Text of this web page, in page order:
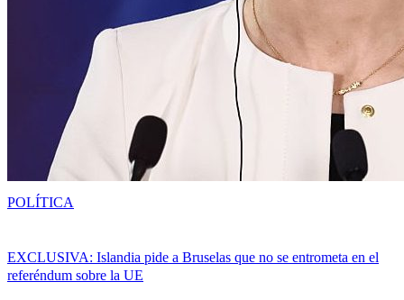
EXCLUSIVA: Islandia pide a Bruselas que no se entrometa en el
referéndum sobre la UE
POLÍTICA